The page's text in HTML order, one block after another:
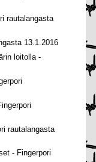
rautalangasta
13.1.2016
loitolla -
rautalangasta
- Fingerpori